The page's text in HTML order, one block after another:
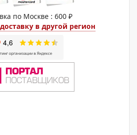
по Москве : 600 ₽
в другой регион